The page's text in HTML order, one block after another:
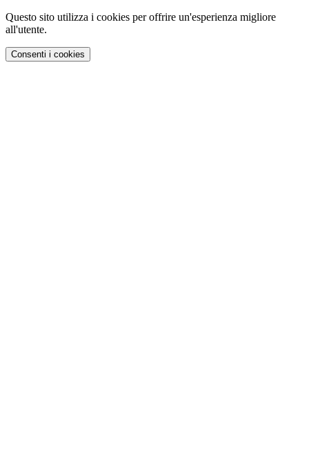
Questo sito utilizza i cookies per offrire un'esperienza migliore
all'utente.
Consenti i cookies